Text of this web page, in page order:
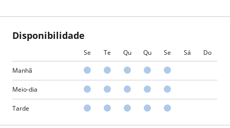
Disponibilidade
Se Te Qu Qu Se Sá Do
Manhã
Meio-dia
Tarde